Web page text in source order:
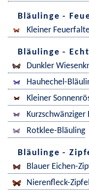
Bläulinge -
Kleiner
Bläulinge -
Dunkler
Hauhechel-
Kleiner
Kurzschwänziger
Rotklee-Bläuling
Bläulinge -
Blauer Eichen-
Nierenfleck-